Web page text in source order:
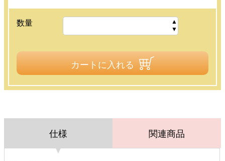
数量
カートに入れる
仕様 関連商品